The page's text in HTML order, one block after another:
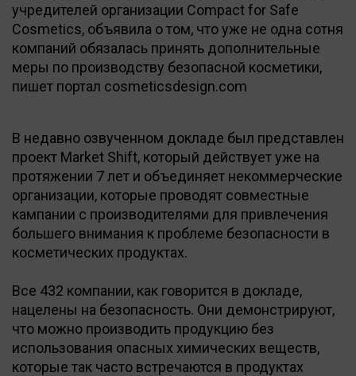
учредителей организации Compact for Safe
Cosmetics, объявила о том, что уже не одна сотня
компаний обязалась принять дополнительные
меры по производству безопасной косметики,
пишет портал cosmeticsdesign.com
В недавно озвученном докладе был представлен
проект Market Shift, который действует уже на
протяжении 7 лет и объединяет некоммерческие
организации, которые проводят совместные
кампании с производителями для привлечения
большего внимания к проблеме безопасности в
косметических продуктах.
Все 432 компании, как говорится в докладе,
нацелены на безопасность. Они демонстрируют,
что можно производить продукцию без
использования опасных химических веществ,
которые так часто встречаются в продуктах